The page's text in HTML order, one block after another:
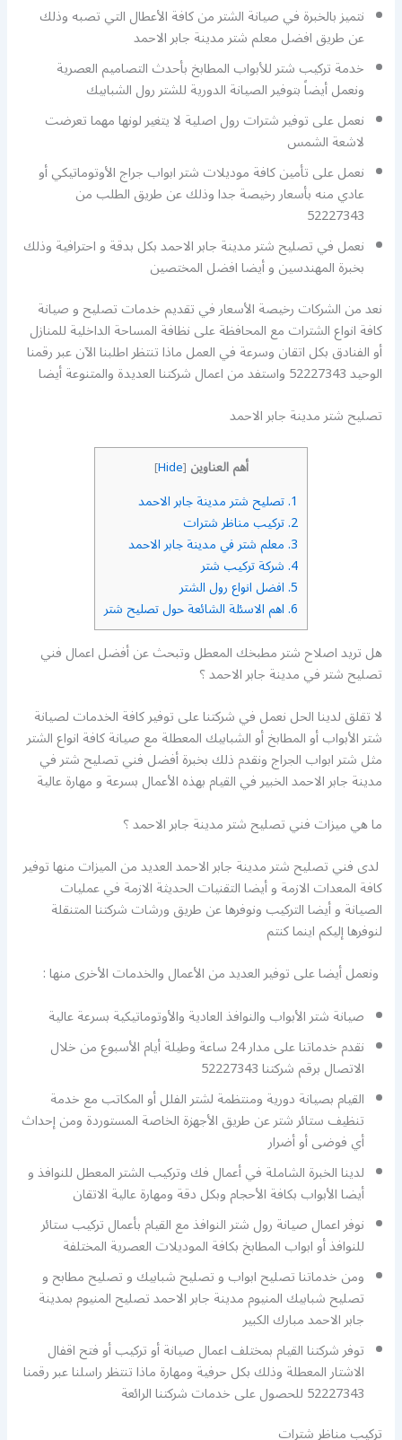
نتميز بالخبرة في صيانة الشتر من كافة الأعطال التي تصبه وذلك
عن طريق افضل معلم شتر مدينة جابر الاحمد
خدمة تركيب شتر للأبواب المطابخ بأحدث التصاميم العصرية
ونعمل أيضاً بتوفير الصيانة الدورية للشتر رول الشبابيك
نعمل على توفير شترات رول اصلية لا يتغير لونها مهما تعرضت
لاشعة الشمس
نعمل على تأمين كافة موديلات شتر ابواب جراج الأوتوماتيكي أو
عادي منه بأسعار رخيصة جدا وذلك عن طريق الطلب من
52227343
نعمل في تصليح شتر مدينة جابر الاحمد بكل بدقة و احترافية وذلك
بخبرة المهندسين و أيضا افضل المختصين
نعد من الشركات رخيصة الأسعار في تقديم خدمات تصليح و صيانة
كافة انواع الشترات مع المحافظة على نظافة المساحة الداخلية للمنازل
أو الفنادق بكل اتقان وسرعة في العمل ماذا تنتظر اطلبنا الآن عبر رقمنا
الوحيد 52227343 واستفد من اعمال شركتنا العديدة والمتنوعة أيضا
تصليح شتر مدينة جابر الاحمد
أهم العناوين [
Hide
]
1. تصليح شتر مدينة جابر الاحمد
2. تركيب مناظر شترات
3. معلم شتر في مدينة جابر الاحمد
4. شركة تركيب شتر
5. افضل انواع رول الشتر
6. اهم الاسئلة الشائعة حول تصليح شتر
هل تريد اصلاح شتر مطبخك المعطل وتبحث عن أفضل اعمال فني
تصليح شتر في مدينة جابر الاحمد ؟
لا تقلق لدينا الحل نعمل في شركتنا على توفير كافة الخدمات لصيانة
شتر الأبواب أو المطابخ أو الشبابيك المعطلة مع صيانة كافة انواع الشتر
مثل شتر ابواب الجراج ونقدم ذلك بخبرة أفضل فني تصليح شتر في
مدينة جابر الاحمد الخبير في القيام بهذه الأعمال بسرعة و مهارة عالية
ما هي ميزات فني تصليح شتر مدينة جابر الاحمد ؟
لدى فني تصليح شتر مدينة جابر الاحمد العديد من الميزات منها توفير
كافة المعدات الازمة و أيضا التقنيات الحديثة الازمة في عمليات
الصيانة و أيضا التركيب ونوفرها عن طريق ورشات شركتنا المتنقلة
لنوفرها إليكم اينما كنتم
ونعمل أيضا على توفير العديد من الأعمال والخدمات الأخرى منها :
صيانة شتر الأبواب والنوافذ العادية والأوتوماتيكية بسرعة عالية
نقدم خدماتنا على مدار 24 ساعة وطيلة أيام الأسبوع من خلال
الاتصال برقم شركتنا 52227343
القيام بصيانة دورية ومنتظمة لشتر الفلل أو المكاتب مع خدمة
تنظيف ستائر شتر عن طريق الأجهزة الخاصة المستوردة ومن إحداث
أي فوضى أو أضرار
لدينا الخبرة الشاملة في أعمال فك وتركيب الشتر المعطل للنوافذ و
أيضا الأبواب بكافة الأحجام وبكل دقة ومهارة عالية الاتقان
نوفر اعمال صيانة رول شتر النوافذ مع القيام بأعمال تركيب ستائر
للنوافذ أو ابواب المطابخ بكافة الموديلات العصرية المختلفة
ومن خدماتنا تصليح ابواب و تصليح شبابيك و تصليح مطابح و
تصليح شبابيك المنيوم مدينة جابر الاحمد تصليح المنيوم بمدينة
جابر الاحمد مبارك الكبير
توفر شركتنا القيام بمختلف اعمال صيانة أو تركيب أو فتح اقفال
الاشتار المعطلة وذلك بكل حرفية ومهارة ماذا تنتظر راسلنا عبر رقمنا
52227343 للحصول على خدمات شركتنا الرائعة